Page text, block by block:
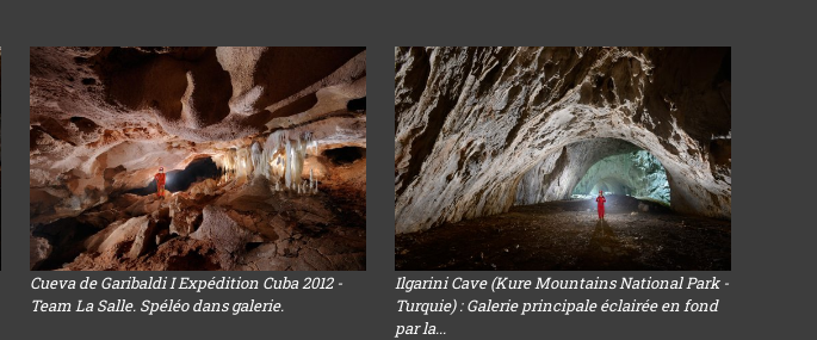
Cueva de Garibaldi I Expédition Cuba 2012 -
Team La Salle. Spéléo dans galerie.
Ilgarini Cave (Kure Mountains National Park -
Turquie) : Galerie principale éclairée en fond
par la...